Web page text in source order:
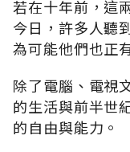
若在十年前，這
今日，許多人聽
為可能他們也正
除了電腦、電視
的生活與前半世
的自由與能力。